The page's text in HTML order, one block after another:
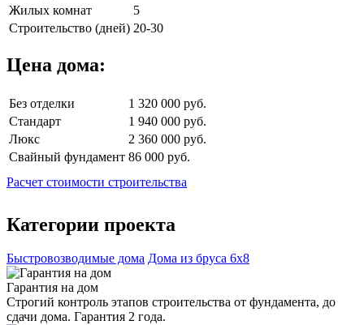
Жилых комнат
5
Строительство (дней) 20-30
Цена дома:
Без отделки
1 320 000 руб.
Стандарт
1 940 000 руб.
Люкс
2 360 000 руб.
Свайный фундамент 86 000 руб.
Расчет стоимости строительства
Категории проекта
Быстровозводимые дома Дома из бруса 6х8
Гарантия на дом
Строгий контроль этапов строительства от фундамента, до
сдачи дома. Гарантия 2 года.